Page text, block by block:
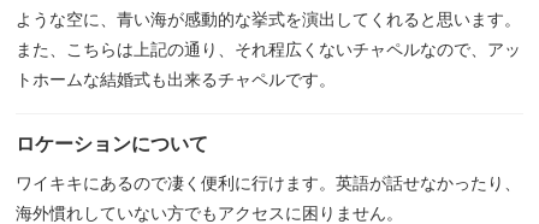
ような空に、青い海が感動的な挙式を演出してくれると思います。
また、こちらは上記の通り、それ程広くないチャペルなので、アッ
トホームな結婚式も出来るチャペルです。
ロケーションについて
ワイキキにあるので凄く便利に行けます。英語が話せなかったり、
海外慣れしていない方でもアクセスに困りません。